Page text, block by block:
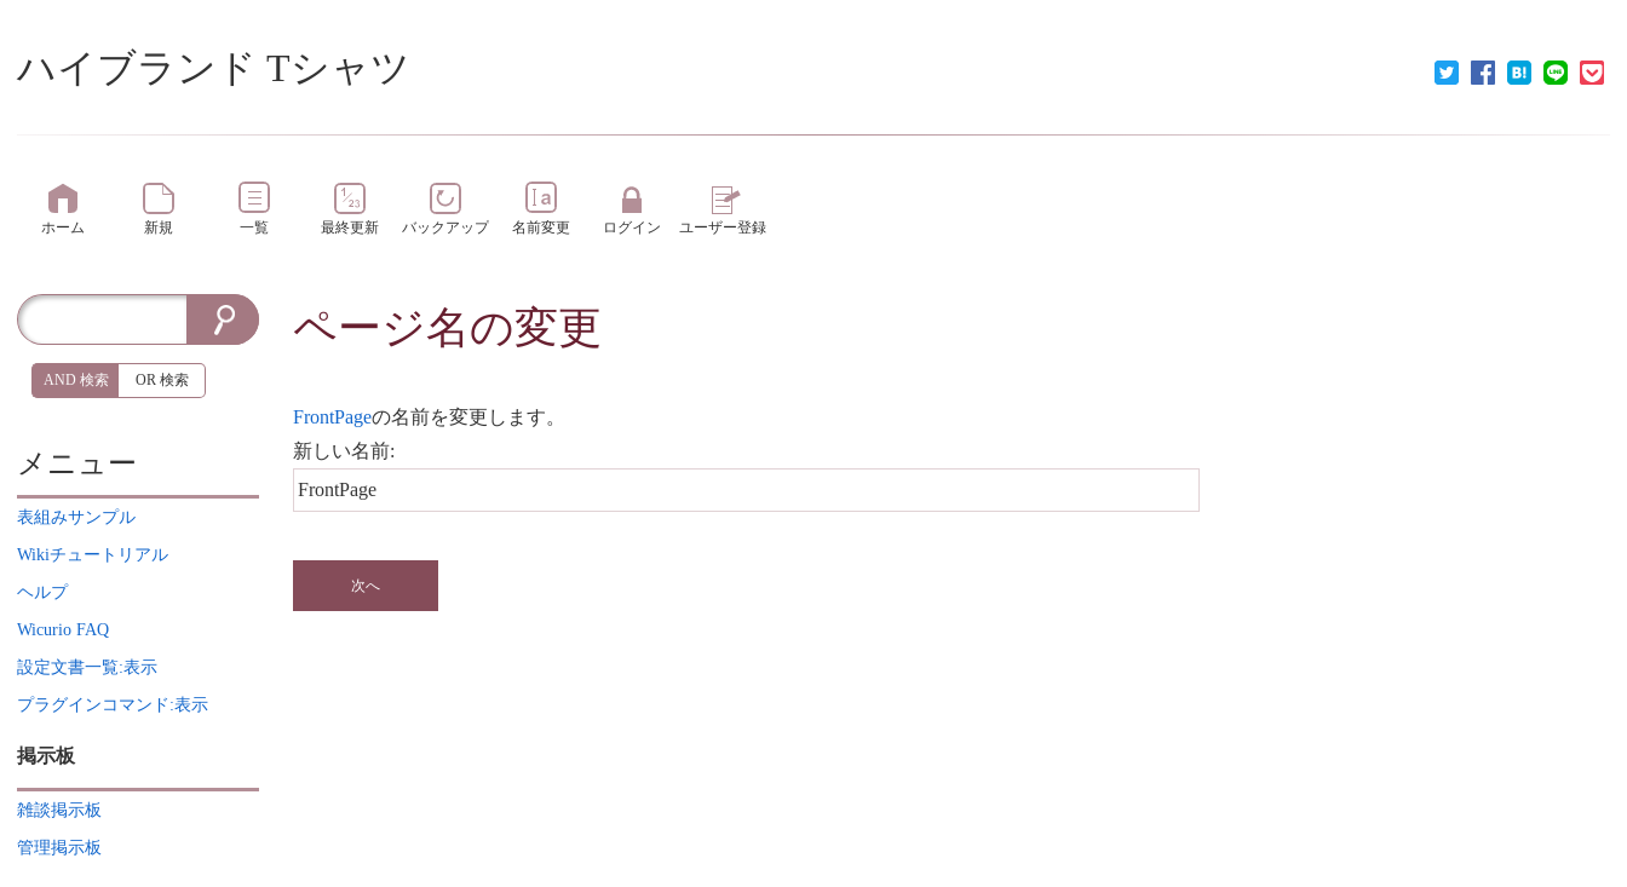
ハイブランド Tシャツ
ホーム 新規 一覧 最終更新 バックアップ 名前変更 ログイン ユーザー登録
ページ名の変更
FrontPageの名前を変更します。
新しい名前:
AND 検索 OR 検索
メニュー
表組みサンプル
Wikiチュートリアル
ヘルプ
Wicurio FAQ
設定文書一覧:表示
プラグインコマンド:表示
掲示板
雑談掲示板
管理掲示板